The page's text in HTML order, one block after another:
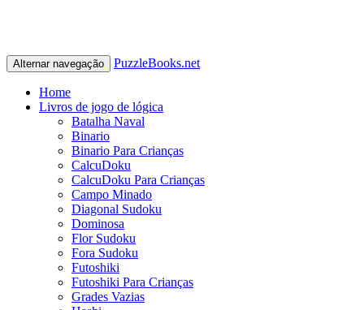
Alternar navegação PuzzleBooks.net
Home
Livros de jogo de lógica
Batalha Naval
Binario
Binario Para Crianças
CalcuDoku
CalcuDoku Para Crianças
Campo Minado
Diagonal Sudoku
Dominosa
Flor Sudoku
Fora Sudoku
Futoshiki
Futoshiki Para Crianças
Grades Vazias